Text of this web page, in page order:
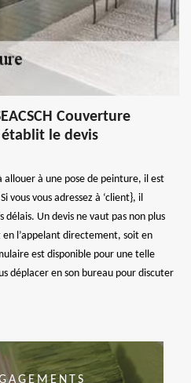
Couverture
le devis
allouer à une pose de peinture, il est
vous vous adressez à ‘client}, il
délais. Un devis ne vaut pas non plus
l’appelant directement, soit en
est disponible pour une telle
déplacer en son bureau pour discuter